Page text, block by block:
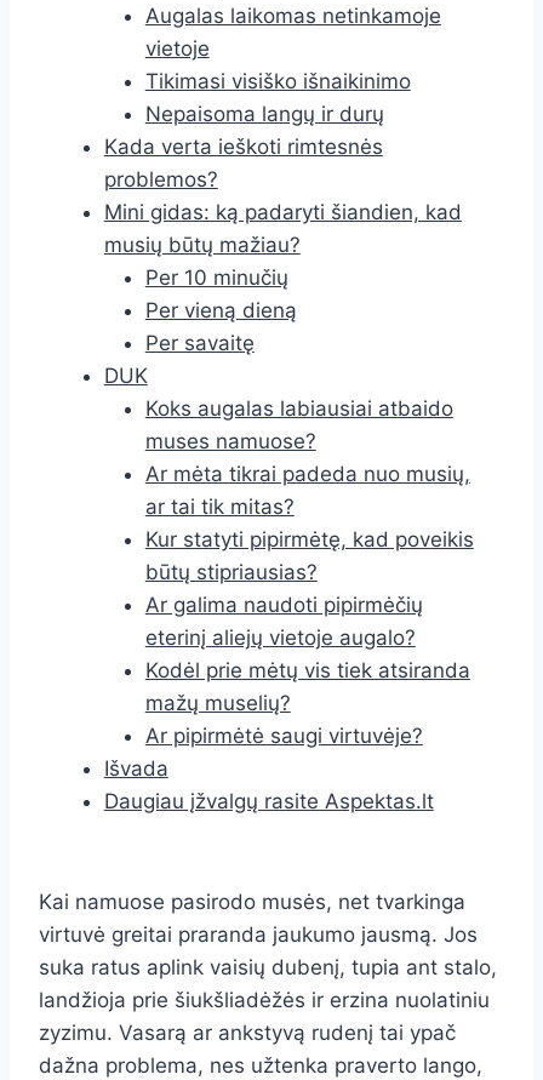
Augalas laikomas netinkamoje
vietoje
Tikimasi visiško išnaikinimo
Nepaisoma langų ir durų
Kada verta ieškoti rimtesnės
problemos?
Mini gidas: ką padaryti šiandien, kad
musių būtų mažiau?
Per 10 minučių
Per vieną dieną
Per savaitę
DUK
Koks augalas labiausiai atbaido
muses namuose?
Ar mėta tikrai padeda nuo musių,
ar tai tik mitas?
Kur statyti pipirmėtę, kad poveikis
būtų stipriausias?
Ar galima naudoti pipirmėčių
eterinį aliejų vietoje augalo?
Kodėl prie mėtų vis tiek atsiranda
mažų muselių?
Ar pipirmėtė saugi virtuvėje?
Išvada
Daugiau įžvalgų rasite Aspektas.lt
Kai namuose pasirodo musės, net tvarkinga
virtuvė greitai praranda jaukumo jausmą. Jos
suka ratus aplink vaisių dubenį, tupia ant stalo,
landžioja prie šiukšliadėžės ir erzina nuolatiniu
zyzimu. Vasarą ar ankstyvą rudenį tai ypač
dažna problema, nes užtenka praverto lango,